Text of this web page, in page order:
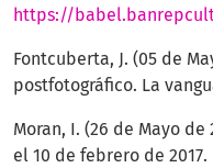
https://
Fontcuberta, J. (05 de
postfotográfico. La
Moran, I. (26 de Mayo
el 10 de febrero de 2017.